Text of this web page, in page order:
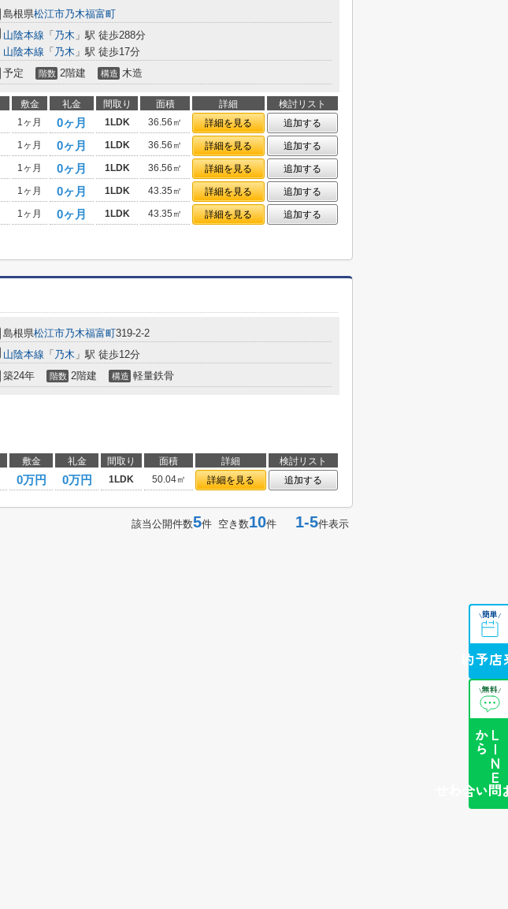
島根県松江市乃木福富町
山陰本線 「 乃木 」駅 徒歩288分
山陰本線 「 乃木 」駅 徒歩17分
予定 階数 2階建 構造 木造
敷金 礼金 間取り 面積 詳細
検討リスト
1ヶ月 0ヶ月 1LDK 36.56㎡ 詳細を見る
追加する
1ヶ月 0ヶ月 1LDK 36.56㎡ 詳細を見る
追加する
1ヶ月 0ヶ月 1LDK 36.56㎡ 詳細を見る
追加する
1ヶ月 0ヶ月 1LDK 43.35㎡ 詳細を見る
追加する
1ヶ月 0ヶ月 1LDK 43.35㎡ 詳細を見る 追加する
島根県松江市乃木福富町319-2-2
山陰本線 「 乃木 」駅 徒歩12分
築24年 階数 2階建 構造 軽量鉄骨
敷金 礼金 間取り 面積 詳細
検討リスト
0万円 0万円 1LDK 50.04㎡ 詳細を見る 追加する
該当公開件数5件 空き数10件 1-5件表示
\簡単/
来店予約
\無料/
L
I
N
E
か
ら